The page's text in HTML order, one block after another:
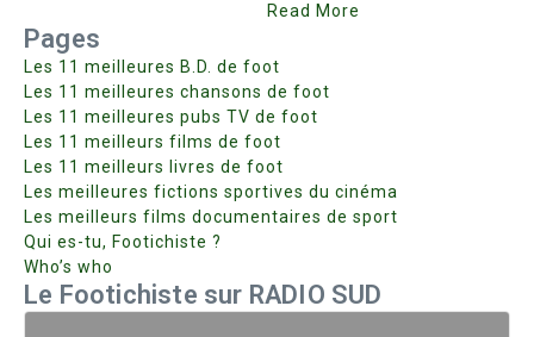
Read More
Pages
Les 11 meilleures B.D. de foot
Les 11 meilleures chansons de foot
Les 11 meilleures pubs TV de foot
Les 11 meilleurs films de foot
Les 11 meilleurs livres de foot
Les meilleures fictions sportives du cinéma
Les meilleurs films documentaires de sport
Qui es-tu, Footichiste ?
Who’s who
Le Footichiste sur RADIO SUD